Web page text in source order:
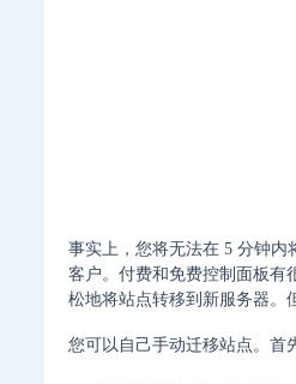
事实上，您将无法在 5 分钟
客户。付费和免费控制面板有
松地将站点转移到新服务器。
您可以自己手动迁移站点。首